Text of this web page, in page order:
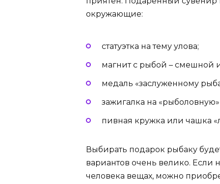
окружающие:
статуэтка на тему улова;
магнит с рыбой – смешной
медаль «заслуженному
зажигалка на «рыболовную»
пивная кружка или чашка
Выбирать подарок рыбаку
вариантов очень велико. Если
человека вещах, можно